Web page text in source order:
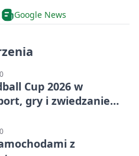
Google News
Cup 2026 w
gry i zwiedzanie
z